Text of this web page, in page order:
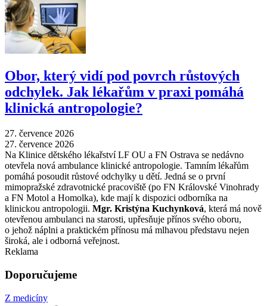
Obor, který vidí pod povrch růstových
odchylek. Jak lékařům v praxi pomáhá
klinická antropologie?
27. července 2026
27. července 2026
Na Klinice dětského lékařství LF OU a FN Ostrava se nedávno
otevřela nová ambulance klinické antropologie. Tamním lékařům
pomáhá posoudit růstové odchylky u dětí. Jedná se o první
mimopražské zdravotnické pracoviště (po FN Královské Vinohrady
a FN Motol a Homolka), kde mají k dispozici odborníka na
klinickou antropologii. Mgr. Kristýna Kuchynková, která má nově
otevřenou ambulanci na starosti, upřesňuje přínos svého oboru,
o jehož náplni a praktickém přínosu má mlhavou představu nejen
široká, ale i odborná veřejnost.
Reklama
Doporučujeme
Z medicíny